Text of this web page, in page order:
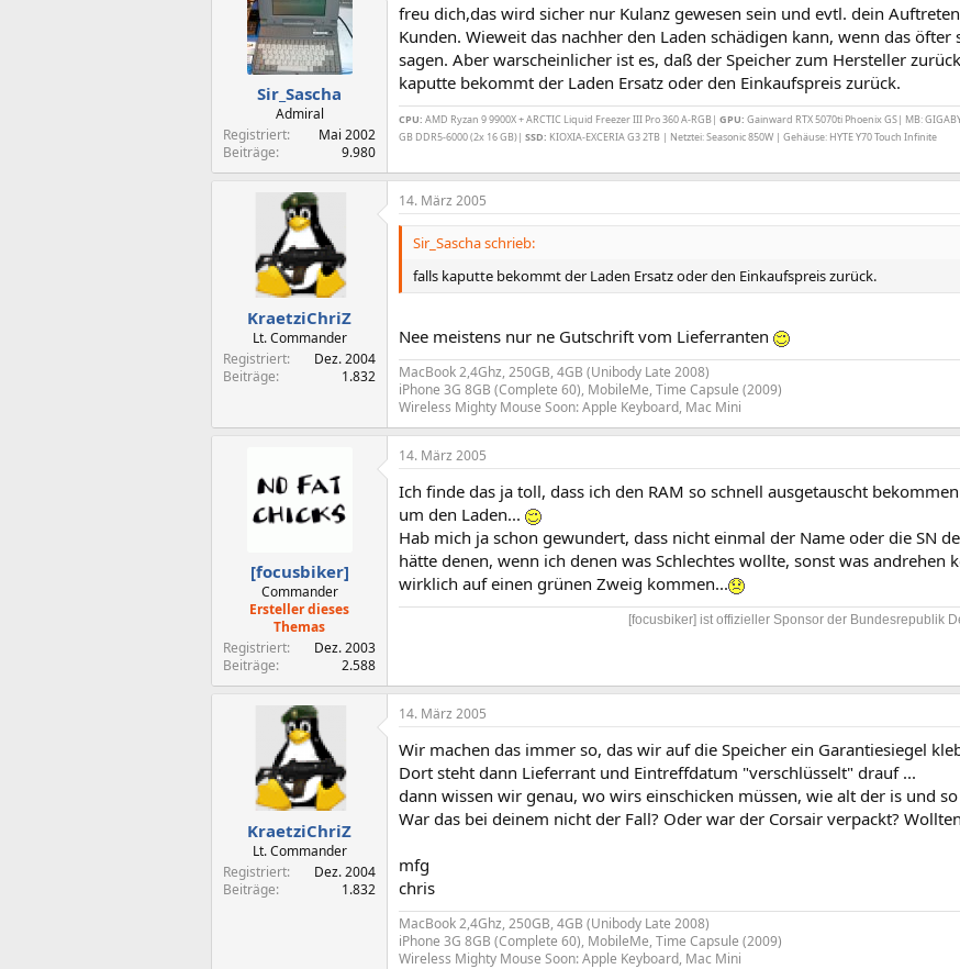
Sir_Sascha
Admiral
Registriert
Mai 2002
Beiträge
9.980
freu dich,das wird sicher nur Kulanz gewesen sein und evtl. dein
Kunden. Wieweit das nachher den Laden schädigen kann, wenn das
sagen. Aber warscheinlicher ist es, daß der Speicher zum Hersteller
kaputte bekommt der Laden Ersatz oder den Einkaufspreis zurück.
CPU: AMD Ryzan 9 9900X + ARCTIC Liquid Freezer III Pro 360 A-RGB| GPU: Gainward RTX 5070ti Phoenix GS| MB:
GB DDR5-6000 (2x 16 GB)| SSD: KIOXIA-EXCERIA G3 2TB | Netztei: Seasonic 850W | Gehäuse: HYTE Y70 Touch Infinite
KraetziChriZ
Lt. Commander
Registriert
Dez. 2004
Beiträge
1.832
14. März 2005
Sir_Sascha schrieb:
falls kaputte bekommt der Laden Ersatz oder den Einkaufspreis zurück.
Nee meistens nur ne Gutschrift vom Lieferranten
MacBook 2,4Ghz, 250GB, 4GB (Unibody Late 2008)
iPhone 3G 8GB (Complete 60), MobileMe, Time Capsule (2009)
Wireless Mighty Mouse Soon: Apple Keyboard, Mac Mini
[focusbiker]
Commander
Ersteller dieses
Themas
Registriert
Dez. 2003
Beiträge
2.588
14. März 2005
Ich finde das ja toll, dass ich den RAM so schnell ausgetauscht
um den Laden...
Hab mich ja schon gewundert, dass nicht einmal der Name oder die SN
hätte denen, wenn ich denen was Schlechtes wollte, sonst was andrehen
wirklich auf einen grünen Zweig kommen...
[focusbiker] ist offizieller Sponsor der Bundesrepublik
KraetziChriZ
Lt. Commander
Registriert
Dez. 2004
Beiträge
1.832
14. März 2005
Wir machen das immer so, das wir auf die Speicher ein Garantiesiegel
Dort steht dann Lieferrant und Eintreffdatum "verschlüsselt" drauf ...
dann wissen wir genau, wo wirs einschicken müssen, wie alt der is und
War das bei deinem nicht der Fall? Oder war der Corsair verpackt?
mfg
chris
MacBook 2,4Ghz, 250GB, 4GB (Unibody Late 2008)
iPhone 3G 8GB (Complete 60), MobileMe, Time Capsule (2009)
Wireless Mighty Mouse Soon: Apple Keyboard, Mac Mini